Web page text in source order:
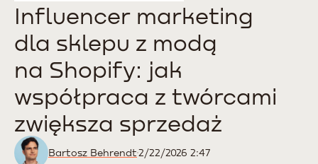
Influencer marketing
dla sklepu z modą
na Shopify: jak
współpraca z twórcami
zwiększa sprzedaż
Bartosz Behrendt2/22/2026 2:47